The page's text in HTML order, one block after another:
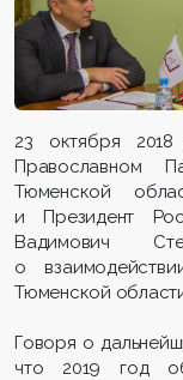
23 октября
Православном
Тюменской
и Президент
Вадимович
о
Тюменской
Говоря о
что 2019 год